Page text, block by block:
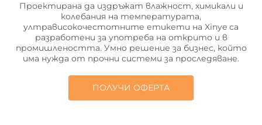
Проектирана да издръжат влажност, химикали и
колебания на температурата,
ултрависокочестотните етикети на Xinye са
разработени за употреба на открито и в
промишлеността. Умно решение за бизнес, който
има нужда от прочни системи за проследяване.
ПОЛУЧИ ОФЕРТА